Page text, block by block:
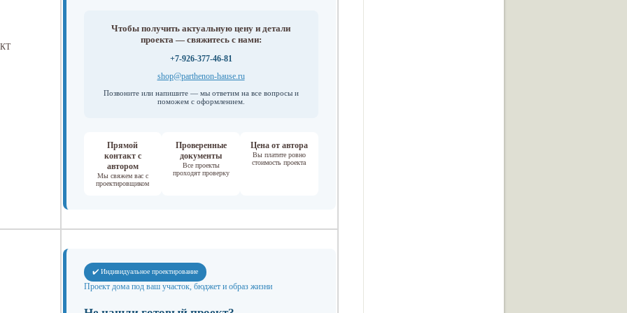
Чтобы получить актуальную цену и детали
проекта — свяжитесь с нами:
+7-926-377-46-81
shop@parthenon-hause.ru
Позвоните или напишите — мы ответим на все вопросы и
поможем с оформлением.
Прямой
контакт с
автором
Мы свяжем вас с
проектировщиком
Проверенные
документы
Все проекты
проходят проверку
Цена от автора
Вы платите ровно
стоимость проекта
✔️ Индивидуальное проектирование
Проект дома под ваш участок, бюджет и образ жизни